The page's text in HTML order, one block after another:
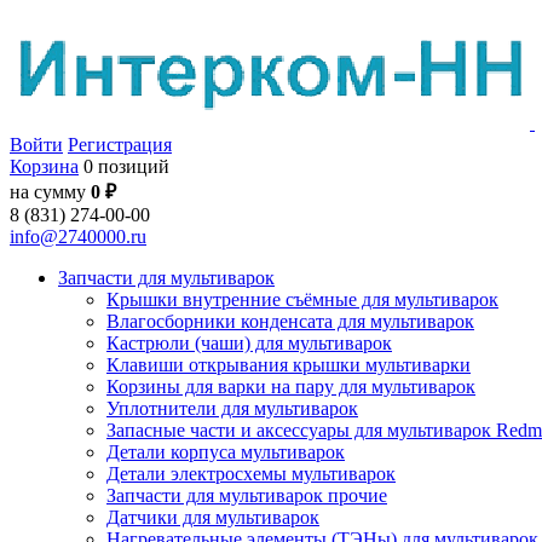
Войти Регистрация
Корзина 0 позиций
на сумму 0 ₽
8 (831) 274-00-00
info@2740000.ru
Запчасти для мультиварок
Крышки внутренние съёмные для мультиварок
Влагосборники конденсата для мультиварок
Кастрюли (чаши) для мультиварок
Клавиши открывания крышки мультиварки
Корзины для варки на пару для мультиварок
Уплотнители для мультиварок
Запасные части и аксессуары для мультиварок
Детали корпуса мультиварок
Детали электросхемы мультиварок
Запчасти для мультиварок прочие
Датчики для мультиварок